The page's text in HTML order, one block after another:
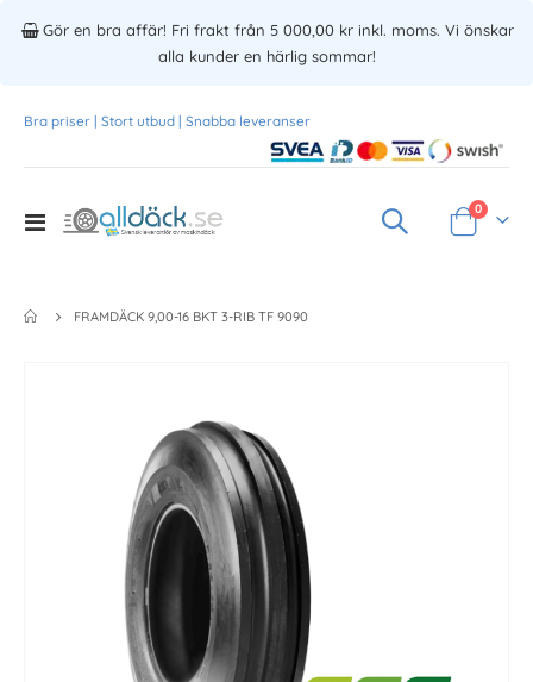
Gör en bra affär! Fri frakt från 5 000,00 kr inkl. moms. Vi önskar
alla kunder en härlig sommar!
Bra priser | Stort utbud | Snabba leveranser
Toggle
Varukorg
0
FRAMDÄCK 9,00-16 BKT 3-RIB TF 9090